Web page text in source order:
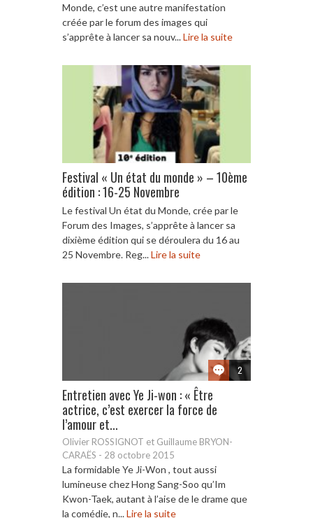
Monde, c’est une autre manifestation
créée par le forum des images qui
s’apprête à lancer sa nouv...Lire la suite
Festival « Un état du monde » – 10ème
édition : 16-25 Novembre
Le festival Un état du Monde, crée par le
Forum des Images, s’apprête à lancer sa
dixième édition qui se déroulera du 16 au
25 Novembre. Reg...Lire la suite
2
Entretien avec Ye Ji-won : « Être
actrice, c’est exercer la force de
l’amour et...
Olivier ROSSIGNOT et Guillaume BRYON-
CARAËS - 28 octobre 2015
La formidable Ye Ji-Won , tout aussi
lumineuse chez Hong Sang-Soo qu’Im
Kwon-Taek, autant à l’aise de le drame que
la comédie, n...Lire la suite